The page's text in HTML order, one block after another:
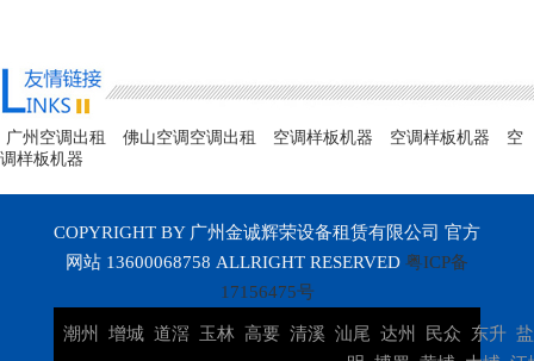
广州空调出租 佛山空调空调出租 空调样板机器 空调样板机器
空
调样板机器
COPYRIGHT BY 广州金诚辉荣设备租赁有限公司 官方
网站 13600068758 ALLRIGHT RESERVED 粤ICP备
17156475号
潮州 增城 道滘 玉林 高要 清溪 汕尾 达州 民众 东升